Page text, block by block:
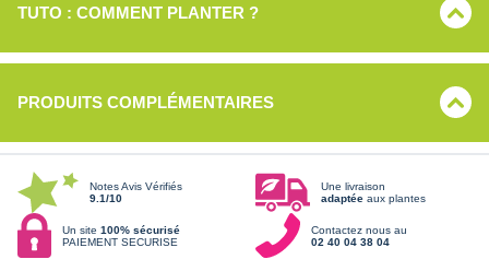
TUTO : COMMENT PLANTER ?
PRODUITS COMPLÉMENTAIRES
Notes Avis Vérifiés
9.1/10
Une livraison
adaptée aux plantes
Un site 100% sécurisé
PAIEMENT SECURISE
Contactez nous au
02 40 04 38 04